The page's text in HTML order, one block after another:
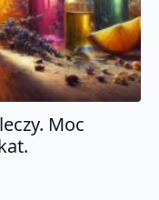
Moc